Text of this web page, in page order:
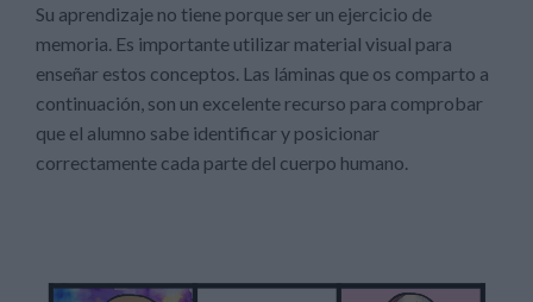
Su aprendizaje no tiene porque ser un ejercicio de
memoria. Es importante utilizar material visual para
enseñar estos conceptos. Las láminas que os comparto a
continuación, son un excelente recurso para comprobar
que el alumno sabe identificar y posicionar
correctamente cada parte del cuerpo humano.